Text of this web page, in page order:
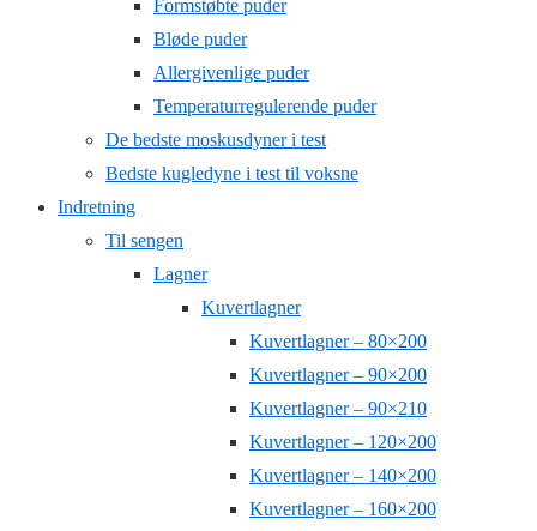
Formstøbte puder
Bløde puder
Allergivenlige puder
Temperaturregulerende puder
De bedste moskusdyner i test
Bedste kugledyne i test til voksne
Indretning
Til sengen
Lagner
Kuvertlagner
Kuvertlagner – 80×200
Kuvertlagner – 90×200
Kuvertlagner – 90×210
Kuvertlagner – 120×200
Kuvertlagner – 140×200
Kuvertlagner – 160×200